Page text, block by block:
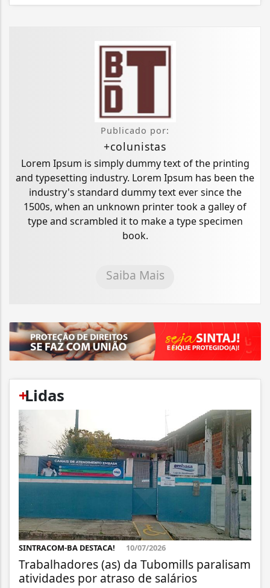
Publicado por:
+colunistas
Lorem Ipsum is simply dummy text of the printing
and typesetting industry. Lorem Ipsum has been the
industry's standard dummy text ever since the
1500s, when an unknown printer took a galley of
type and scrambled it to make a type specimen
book.
Saiba Mais
+
Lidas
SINTRACOM-BA DESTACA! 10/07/2026
Trabalhadores (as) da Tubomills paralisam
atividades por atraso de salários